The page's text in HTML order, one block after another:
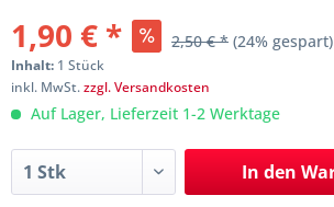
1,90 € * 2,50 € * (24% gespart)
Inhalt: 1 Stück
inkl. MwSt.zzgl. Versandkosten
Auf Lager, Lieferzeit 1-2 Werktage
In den